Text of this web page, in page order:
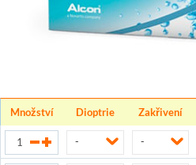
Množství Dioptrie Zakřivení
- -